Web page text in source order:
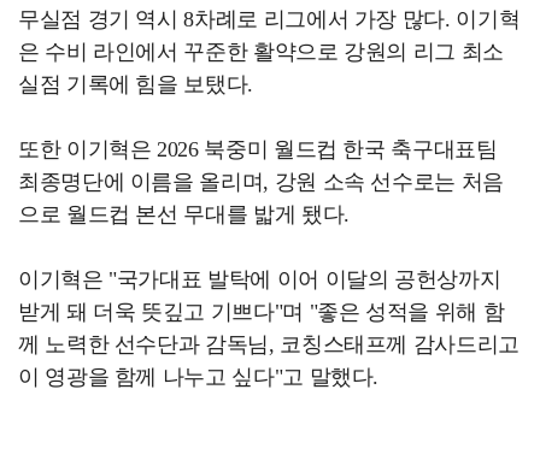
무실점 경기 역시 8차례로 리그에서 가장 많다. 이기혁
은 수비 라인에서 꾸준한 활약으로 강원의 리그 최소
실점 기록에 힘을 보탰다.
또한 이기혁은 2026 북중미 월드컵 한국 축구대표팀
최종명단에 이름을 올리며, 강원 소속 선수로는 처음
으로 월드컵 본선 무대를 밟게 됐다.
이기혁은 "국가대표 발탁에 이어 이달의 공헌상까지
받게 돼 더욱 뜻깊고 기쁘다"며 "좋은 성적을 위해 함
께 노력한 선수단과 감독님, 코칭스태프께 감사드리고
이 영광을 함께 나누고 싶다"고 말했다.